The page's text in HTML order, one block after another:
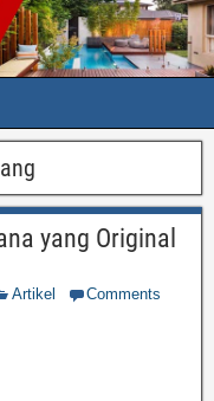
yang Original
Artikel Comments